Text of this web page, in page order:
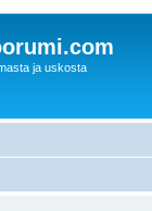
ja uskosta